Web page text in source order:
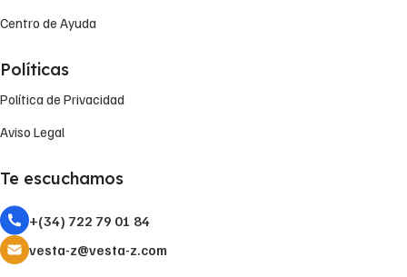
Centro de Ayuda
Políticas
Política de Privacidad
Aviso Legal
Te escuchamos
+(34) 722 79 01 84
vesta-z@vesta-z.com